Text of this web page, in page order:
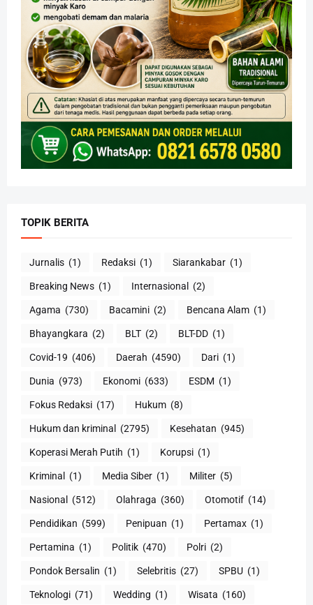
TOPIK BERITA
Jurnalis (1) Redaksi (1) Siarankabar (1)
Breaking News (1) Internasional (2)
Agama (730) Bacamini (2) Bencana Alam (1)
Bhayangkara (2) BLT (2) BLT-DD (1)
Covid-19 (406) Daerah (4590) Dari (1)
Dunia (973) Ekonomi (633) ESDM (1)
Fokus Redaksi (17) Hukum (8)
Hukum dan kriminal (2795) Kesehatan (945)
Koperasi Merah Putih (1) Korupsi (1)
Kriminal (1) Media Siber (1) Militer (5)
Nasional (512) Olahraga (360) Otomotif (14)
Pendidikan (599) Penipuan (1) Pertamax (1)
Pertamina (1) Politik (470) Polri (2)
Pondok Bersalin (1) Selebritis (27) SPBU (1)
Teknologi (71) Wedding (1) Wisata (160)